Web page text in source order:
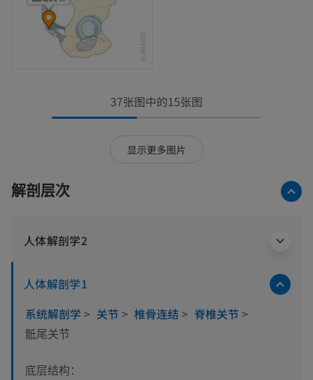
37张图中的15张图
显示更多图片
解剖层次
人体解剖学2
人体解剖学1
系统解剖学 > 关节 > 椎骨连结 > 脊椎关节 >
骶尾关节
底层结构：